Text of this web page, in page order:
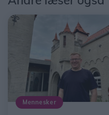
Mennesker